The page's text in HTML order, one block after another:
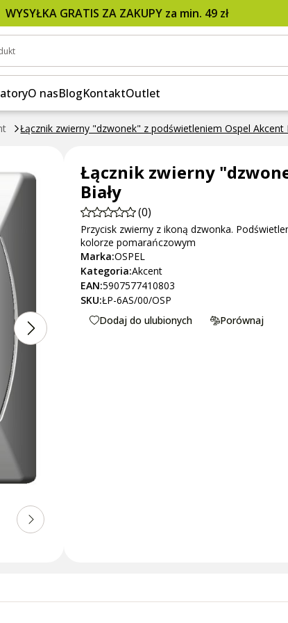
WYSYŁKA GRATIS ZA ZAKUPY za min. 49 zł
O nasBlogKontaktOutlet
Łącznik zwierny "dzwonek" z podświetleniem Ospel Akcent
Ospel Akcent Biały
Łącznik zwierny
Biały
(0)
Przycisk zwierny z ikoną dzwonka.
kolorze pomarańczowym
Marka:OSPEL
Kategoria:Akcent
EAN:5907577410803
SKU:ŁP-6AS/00/OSP
Dodaj do ulubionych
Porównaj